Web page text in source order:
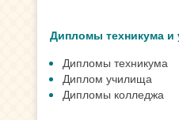
Дипломы техникума и
Дипломы техникума
Диплом училища
Дипломы колледжа